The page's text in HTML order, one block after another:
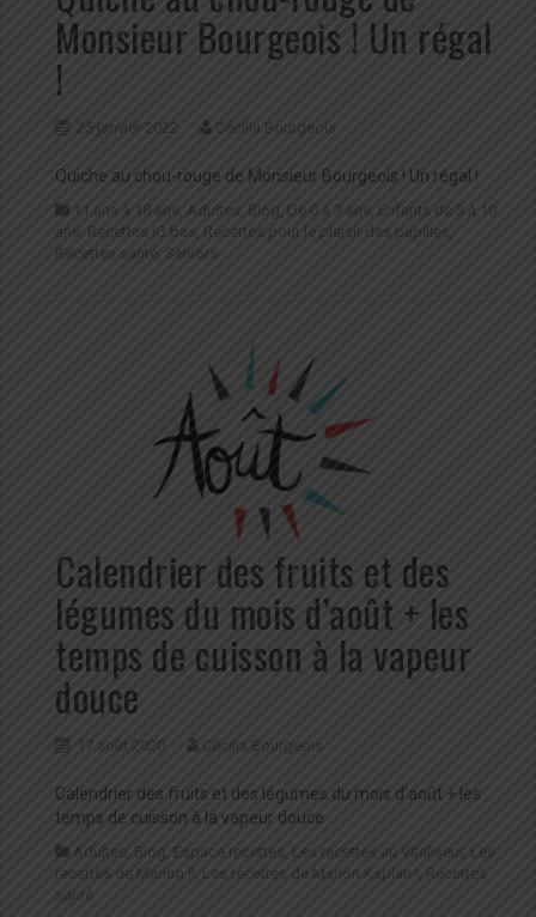
Monsieur Bourgeois ! Un régal
!
25 janvier 2022 Cécilia Bourgeois
Quiche au chou-rouge de Monsieur Bourgeois ! Un régal !
11 ans à 18 ans Adultes, Blog , De 0 à 3 ans Enfants de 3 à 10
ans, Recettes IG bas, Recettes pour le plaisir des papilles ,
Recettes santé Seniors
Calendrier des fruits et des
légumes du mois d’août + les
temps de cuisson à la vapeur
douce
17 août 2020 Cécilia Bourgeois
Calendrier des fruits et des légumes du mois d’août + les
temps de cuisson à la vapeur douce
Adultes Blog Espace recettes Les recettes au Vitaliseur, Les
recettes de Marion !!
Les recettes de Marion Kaplan ! Recettes
santé